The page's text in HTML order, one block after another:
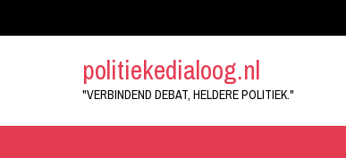
politiekedialoog.nl
"VERBINDEND DEBAT, HELDERE POLITIEK."